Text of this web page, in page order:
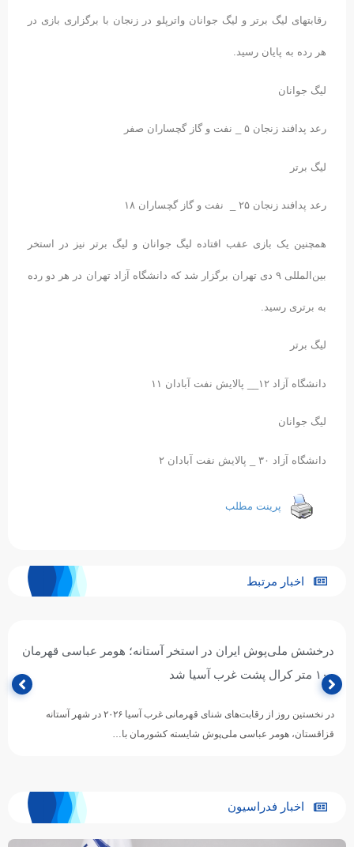
رقابتهای لیگ برتر و لیگ جوانان واترپلو در زنجان با برگزاری بازی در
هر رده به پایان رسید.
لیگ جوانان
رعد پدافند زنجان ۵ _ نفت و گاز گچساران صفر
لیگ برتر
رعد پدافند زنجان ۲۵ _ نفت و گاز گچساران ۱۸
همچنین یک بازی عقب افتاده لیگ جوانان و لیگ برتر نیز در استخر
بین‌المللی ۹ دی تهران برگزار شد که دانشگاه آزاد تهران در هر دو رده
به برتری رسید.
لیگ برتر
دانشگاه آزاد ۱۲__ پالایش نفت آبادان ۱۱
لیگ جوانان
دانشگاه آزاد ۳۰ _ پالایش نفت آبادان ۲
پرینت مطلب
اخبار مرتبط
درخشش ملی‌پوش ایران در استخر آستانه؛ هومر عباسی قهرمان
۱۰۰ متر کرال پشت غرب آسیا شد
در نخستین روز از رقابت‌های شنای قهرمانی غرب آسیا ۲۰۲۶ در شهر آستانه
قزاقستان، هومر عباسی ملی‌پوش شایسته کشورمان با…
اخبار فدراسیون